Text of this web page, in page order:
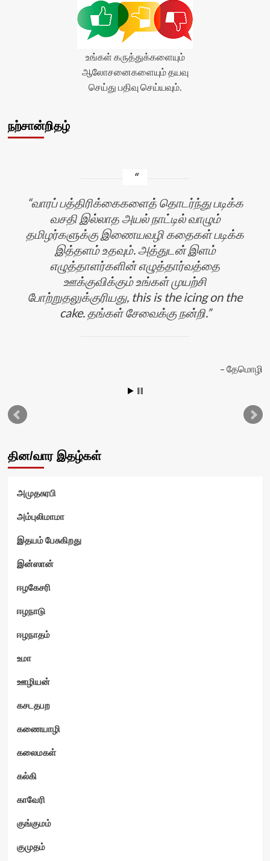
உங்கள் கருத்துக்களையும்
ஆலோசனைகளையும் தயவு
செய்து பதிவு செய்யவும்.
நற்சான்றிதழ்
வாரப் பத்திரிக்கைகளைத் தொடர்ந்து படிக்க
வசதி இல்லாத அயல் நாட்டில் வாழும்
தமிழர்களுக்கு இணையவழி கதைகள் படிக்க
இத்தளம் உதவும். அத்துடன் இளம்
எழுத்தாளர்களின் எழுத்தார்வத்தை
ஊக்குவிக்கும் உங்கள் முயற்சி
போற்றுதலுக்குரியது, this is the icing on the
cake. தங்கள் சேவைக்கு நன்றி.
தேமொழி
தின/வார இதழ்கள்
அமுதசுரபி
அம்புலிமாமா
இதயம் பேசுகிறது
இன்ஸான்
ஈழகேசரி
ஈழநாடு
ஈழநாதம்
உமா
ஊழியன்
கசடதபற
கணையாழி
கலைமகள்
கல்கி
காவேரி
குங்குமம்
குமுதம்